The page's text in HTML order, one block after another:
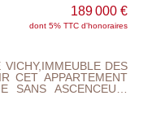
116 000 €
dont 5.45% TTC d'honoraires
APPARTEMENT DE
DU LAC D'ALLIER .
VASTE SEJOUR